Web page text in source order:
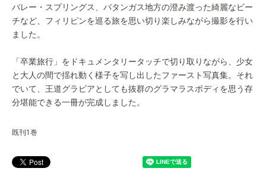
バレー・スプリングス、バタンガス地方の澄み渡った綺麗なビー
チなど、フィリピンを巡る旅を思い切り楽しみながら撮影を行い
ました。
「卒業旅行」をドキュメンタリータッチで切り取りながら、少女
と大人の間で揺れ動く様子を写し出したファースト写真集。それ
でいて、王道グラビアとしても抜群のグラマラスボディを思う存
分堪能できる一冊が完成しました。
既刊1巻